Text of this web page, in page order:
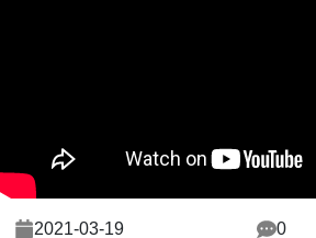
2021-03-19 0